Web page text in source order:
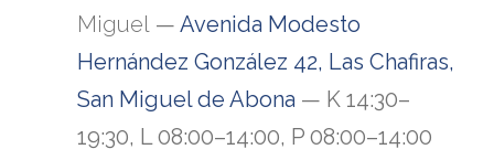
Miguel — Avenida Modesto
Hernández González 42, Las Chafiras,
San Miguel de Abona — K 14:30–
19:30, L 08:00–14:00, P 08:00–14:00